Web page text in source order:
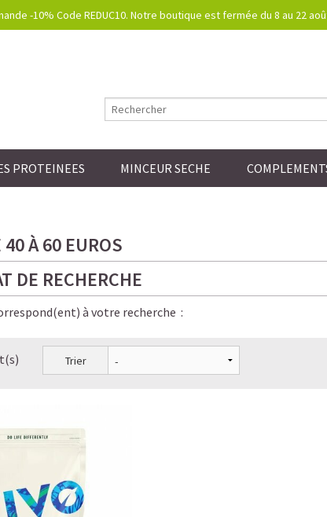
-10% Code REDUC10. Notre boutique est fermée du 8 au 22
PROTEINEES MINCEUR SECHE
40 À 60 EUROS
DE RECHERCHE
à votre recherche :
Trier